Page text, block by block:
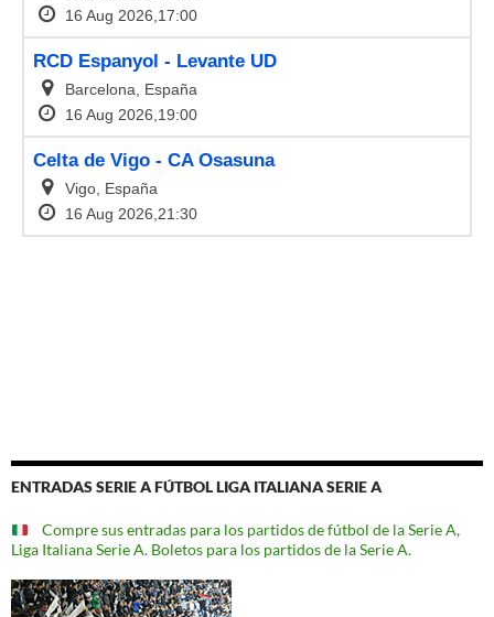
ENTRADAS SERIE A FÚTBOL LIGA ITALIANA SERIE A
Compre sus entradas para los partidos de fútbol de la Serie A,
Liga Italiana Serie A. Boletos para los partidos de la Serie A.